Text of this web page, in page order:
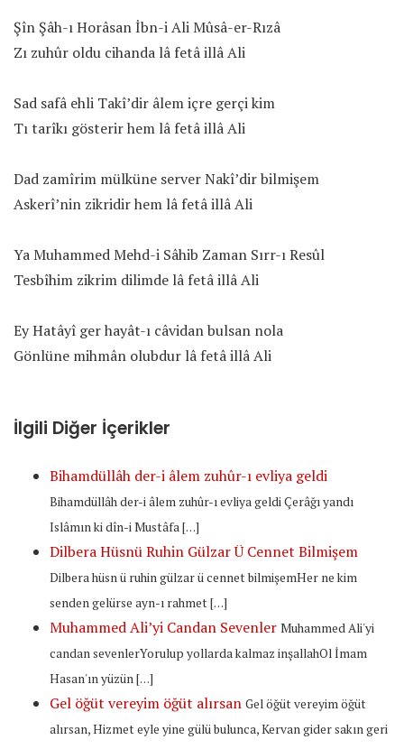
Şîn Şâh-ı Horâsan İbn-i Ali Mûsâ-er-Rızâ
Zı zuhûr oldu cihanda lâ fetâ illâ Ali
Sad safâ ehli Takî’dir âlem içre gerçi kim
Tı tarîkı gösterir hem lâ fetâ illâ Ali
Dad zamîrim mülküne server Nakî’dir bilmişem
Askerî’nin zikridir hem lâ fetâ illâ Ali
Ya Muhammed Mehd-i Sâhib Zaman Sırr-ı Resûl
Tesbîhim zikrim dilimde lâ fetâ illâ Ali
Ey Hatâyî ger hayât-ı câvidan bulsan nola
Gönlüne mihmân olubdur lâ fetâ illâ Ali
İlgili Diğer İçerikler
Bihamdüllâh der-i âlem zuhûr-ı evliya geldi
Bihamdüllâh der-i âlem zuhûr-ı evliya geldi Çerâğı yandı
Islâmın ki dîn-i Mustâfa […]
Dilbera Hüsnü Ruhin Gülzar Ü Cennet Bilmişem
Dilbera hüsn ü ruhin gülzar ü cennet bilmişemHer ne kim
senden gelürse ayn-ı rahmet […]
Muhammed Ali’yi Candan Sevenler Muhammed Ali'yi
candan sevenlerYorulup yollarda kalmaz inşallahOl İmam
Hasan'ın yüzün […]
Gel öğüt vereyim öğüt alırsan Gel öğüt vereyim öğüt
alırsan, Hizmet eyle yine gülü bulunca, Kervan gider sakın geri